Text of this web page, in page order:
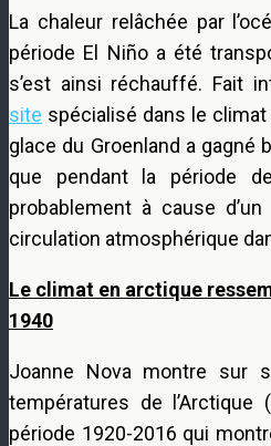
La chaleur relâchée par
période El Niño a été
s’est ainsi réchauffé. Fait
site spécialisé dans le climat
glace du Groenland a gagné
que pendant la période
probablement à cause
circulation atmosphérique
Le climat en arctique
1940
Joanne Nova montre sur
températures de l’Arctique
période 1920-2016 qui